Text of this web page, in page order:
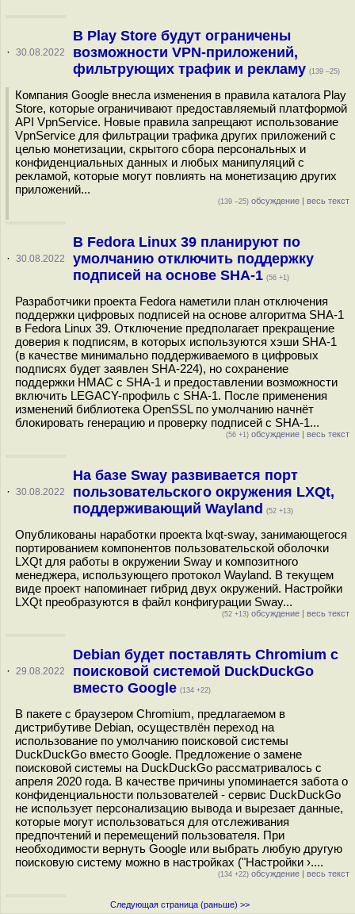
· 30.08.2022
В Play Store будут ограничены
возможности VPN-приложений,
фильтрующих трафик и рекламу (139 –25)
Компания Google внесла изменения в правила каталога Play
Store, которые ограничивают предоставляемый платформой
API VpnService. Новые правила запрещают использование
VpnService для фильтрации трафика других приложений с
целью монетизации, скрытого сбора персональных и
конфиденциальных данных и любых манипуляций с
рекламой, которые могут повлиять на монетизацию других
приложений...
(139 –25) обсуждение | весь текст
· 30.08.2022
В Fedora Linux 39 планируют по
умолчанию отключить поддержку
подписей на основе SHA-1 (56 +1)
Разработчики проекта Fedora наметили план отключения
поддержки цифровых подписей на основе алгоритма SHA-1
в Fedora Linux 39. Отключение предполагает прекращение
доверия к подписям, в которых используются хэши SHA-1
(в качестве минимально поддерживаемого в цифровых
подписях будет заявлен SHA-224), но сохранение
поддержки HMAC с SHA-1 и предоставлении возможности
включить LEGACY-профиль с SHA-1. После применения
изменений библиотека OpenSSL по умолчанию начнёт
блокировать генерацию и проверку подписей с SHA-1...
(56 +1) обсуждение | весь текст
· 30.08.2022
На базе Sway развивается порт
пользовательского окружения LXQt,
поддерживающий Wayland
(52 +13)
Опубликованы наработки проекта lxqt-sway, занимающегося
портированием компонентов пользовательской оболочки
LXQt для работы в окружении Sway и композитного
менеджера, использующего протокол Wayland. В текущем
виде проект напоминает гибрид двух окружений. Настройки
LXQt преобразуются в файл конфигурации Sway...
(52 +13) обсуждение | весь текст
· 29.08.2022
Debian будет поставлять Chromium с
поисковой системой DuckDuckGo
вместо Google (134 +22)
В пакете с браузером Chromium, предлагаемом в
дистрибутиве Debian, осуществлён переход на
использование по умолчанию поисковой системы
DuckDuckGo вместо Google. Предложение о замене
поисковой системы на DuckDuckGo рассматривалось с
апреля 2020 года. В качестве причины упоминается забота о
конфиденциальности пользователей - сервис DuckDuckGo
не использует персонализацию вывода и вырезает данные,
которые могут использоваться для отслеживания
предпочтений и перемещений пользователя. При
необходимости вернуть Google или выбрать любую другую
поисковую систему можно в настройках ("Настройки ›....
(134 +22) обсуждение | весь текст
Следующая страница (раньше) >>